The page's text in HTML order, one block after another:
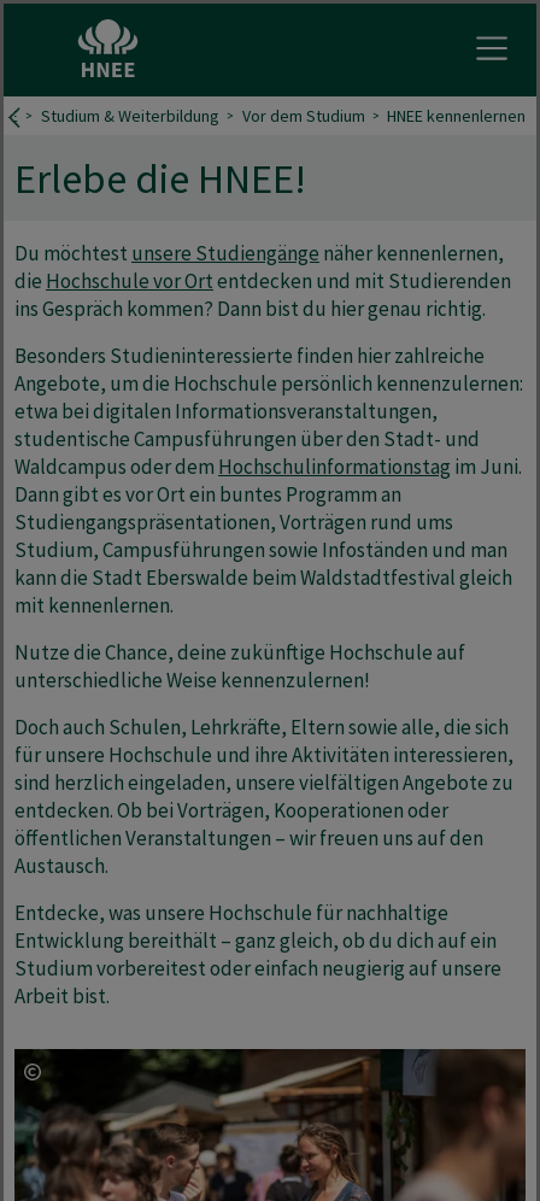
Studium & Weiterbildung Vor dem Studium HNEE kennenlernen
Erlebe die HNEE!
Du möchtest unsere Studiengänge näher kennenlernen,
die Hochschule vor Ortentdecken und mit Studierenden
ins Gespräch kommen? Dann bist du hier genau richtig.
Besonders Studieninteressierte finden hier zahlreiche
Angebote, um die Hochschule persönlich kennenzulernen:
etwa bei digitalen Informationsveranstaltungen,
studentische Campusführungen über den Stadt- und
Waldcampus oder dem Hochschulinformationstag im Juni.
Dann gibt es vor Ort ein buntes Programm an
Studiengangspräsentationen, Vorträgen rund ums
Studium, Campusführungen sowie Infoständen und man
kann die Stadt Eberswalde beim Waldstadtfestival gleich
mit kennenlernen.
Nutze die Chance, deine zukünftige Hochschule auf
unterschiedliche Weise kennenzulernen!
Doch auch Schulen, Lehrkräfte, Eltern sowie alle, die sich
für unsere Hochschule und ihre Aktivitäten interessieren,
sind herzlich eingeladen, unsere vielfältigen Angebote zu
entdecken. Ob bei Vorträgen, Kooperationen oder
öffentlichen Veranstaltungen – wir freuen uns auf den
Austausch.
Entdecke, was unsere Hochschule für nachhaltige
Entwicklung bereithält – ganz gleich, ob du dich auf ein
Studium vorbereitest oder einfach neugierig auf unsere
Arbeit bist.